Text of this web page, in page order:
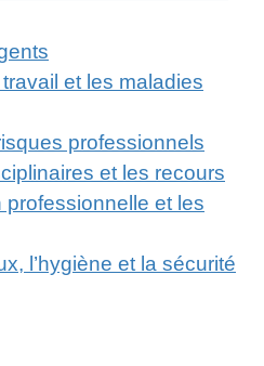
et les maladies
professionnels
et les recours
professionnelle et les
l’hygiène et la sécurité